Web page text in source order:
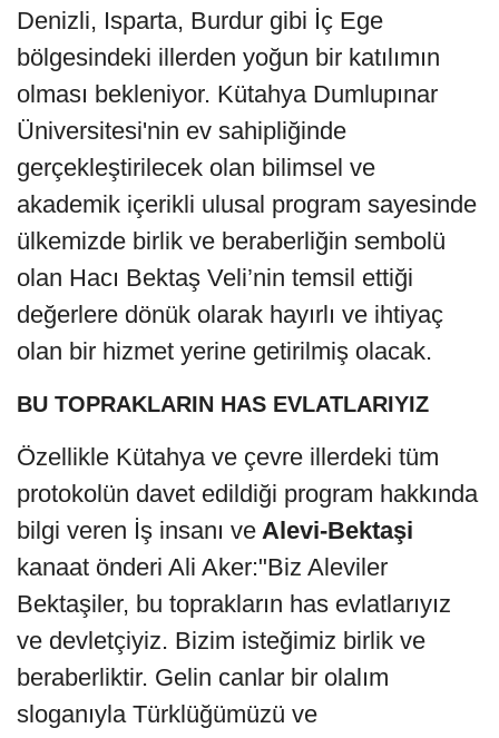
Denizli, Isparta, Burdur gibi İç Ege
bölgesindeki illerden yoğun bir katılımın
olması bekleniyor. Kütahya Dumlupınar
Üniversitesi'nin ev sahipliğinde
gerçekleştirilecek olan bilimsel ve
akademik içerikli ulusal program sayesinde
ülkemizde birlik ve beraberliğin sembolü
olan Hacı Bektaş Veli’nin temsil ettiği
değerlere dönük olarak hayırlı ve ihtiyaç
olan bir hizmet yerine getirilmiş olacak.
BU TOPRAKLARIN HAS EVLATLARIYIZ
Özellikle Kütahya ve çevre illerdeki tüm
protokolün davet edildiği program hakkında
bilgi veren İş insanı ve Alevi-Bektaşi
kanaat önderi Ali Aker:"Biz Aleviler
Bektaşiler, bu toprakların has evlatlarıyız
ve devletçiyiz. Bizim isteğimiz birlik ve
beraberliktir. Gelin canlar bir olalım
sloganıyla Türklüğümüzü ve